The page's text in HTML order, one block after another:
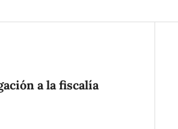
a la fiscalía